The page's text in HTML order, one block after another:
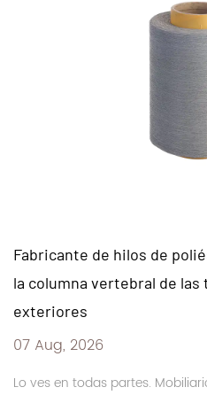
Fabricante de hilos de
la columna vertebral de las
exteriores
07 Aug, 2026
Lo ves en todas partes.